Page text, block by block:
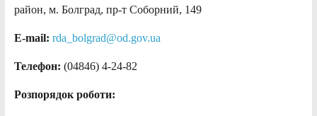
район, м. Болград, пр-т Соборний, 149
E-mail: rda_bolgrad@od.gov.ua
Телефон: (04846) 4-24-82
Розпорядок роботи: